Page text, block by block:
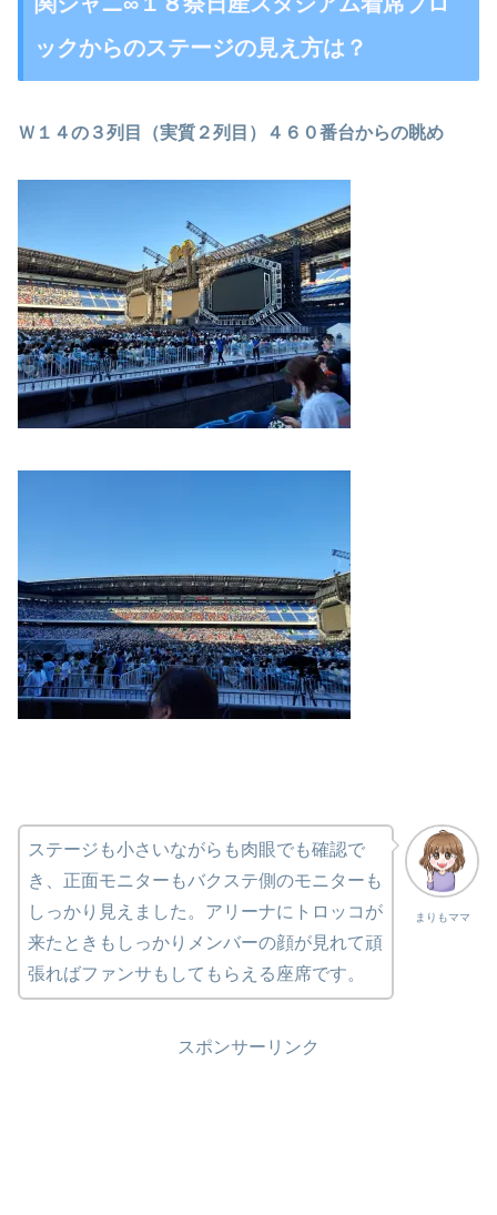
ックからのステージの見え方は？
Ｗ１４の３列目（実質２列目）４６０番台からの眺め
まりもママ
ステージも小さいながらも肉眼でも確認で
き、正面モニターもバクステ側のモニターも
しっかり見えました。アリーナにトロッコが
来たときもしっかりメンバーの顔が見れて頑
張ればファンサもしてもらえる座席です。
スポンサーリンク